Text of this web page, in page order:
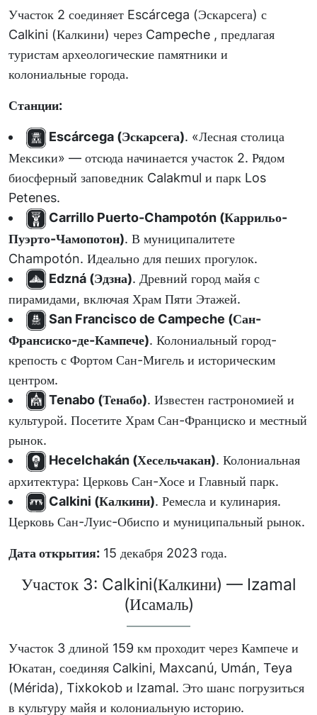
Участок 2 соединяет Escárcega (Эскарсега) с
Calkini (Калкини) через Campeche , предлагая
туристам археологические памятники и
колониальные города.
Станции:
Escárcega (Эскарсега). «Лесная столица
Мексики» — отсюда начинается участок 2. Рядом
биосферный заповедник Calakmul и парк Los
Petenes.
Carrillo Puerto-Champotón (Каррильо-
Пуэрто-Чамопотон). В муниципалитете
Champotón. Идеально для пеших прогулок.
Edzná (Эдзна). Древний город майя с
пирамидами, включая Храм Пяти Этажей.
San Francisco de Campeche (Сан-
Франсиско-де-Кампече). Колониальный город-
крепость с Фортом Сан-Мигель и историческим
центром.
Tenabo (Тенабо). Известен гастрономией и
культурой. Посетите Храм Сан-Франциско и местный
рынок.
Hecelchakán (Хесельчакан). Колониальная
архитектура: Церковь Сан-Хосе и Главный парк.
Calkini (Калкини). Ремесла и кулинария.
Церковь Сан-Луис-Обиспо и муниципальный рынок.
Дата открытия: 15 декабря 2023 года.
Участок 3: Calkini(Калкини) — Izamal
(Исамаль)
Участок 3 длиной 159 км проходит через Кампече и
Юкатан, соединяя Calkini, Maxcanú, Umán, Teya
(Mérida), Tixkokob и Izamal. Это шанс погрузиться
в культуру майя и колониальную историю.